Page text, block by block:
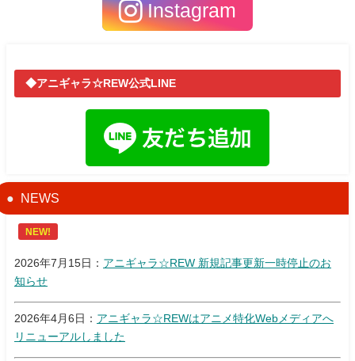
Instagram
◆アニギャラ☆REW公式LINE
NEWS
NEW!
2026年7月15日： アニギャラ☆REW 新規記事更新一時停止のお
知らせ
2026年4月6日： アニギャラ☆REWはアニメ特化Webメディアへ
リニューアルしました